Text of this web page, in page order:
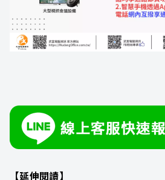
【延伸閱讀】